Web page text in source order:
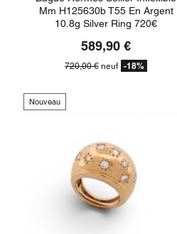
Mm H125630b T55 En Argent
10.8g Silver Ring 720€
589,90 €
720,00 € neuf -18%
Nouveau